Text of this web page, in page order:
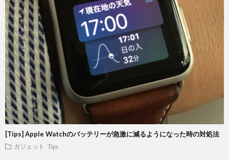
[Tips] Apple Watchのバッテリーが急激に減るようになった時の対処法
ガジェット Tips